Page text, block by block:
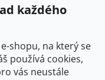
každého
shopu, na který se
používá cookies,
vás neustále